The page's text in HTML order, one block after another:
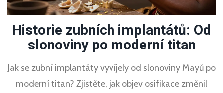
Historie zubních implantátů: Od
slonoviny po moderní titan
Jak se zubní implantáty vyvíjely od slonoviny Mayů po
moderní titan? Zjistěte, jak objev osifikace změnil